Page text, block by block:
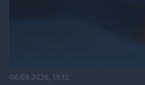
06.08.2026, 19:12